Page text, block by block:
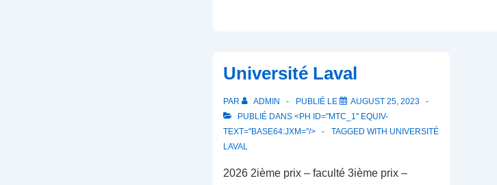
Université Laval
PAR ADMIN PUBLIÉ LE
AUGUST 25, 2023
PUBLIÉ DANS <PH ID="MTC_1" EQUIV-
TEXT="BASE64:JXM="/>
TAGGED WITH UNIVERSITÉ
LAVAL
2026 2ième prix – faculté 3ième prix –